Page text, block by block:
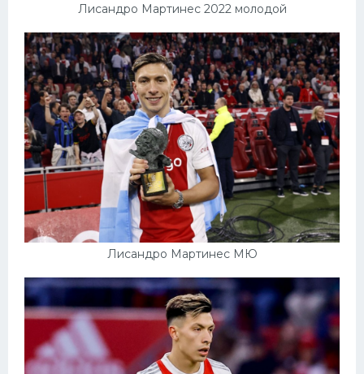
Лисандро Мартинес 2022 молодой
Лисандро Мартинес МЮ